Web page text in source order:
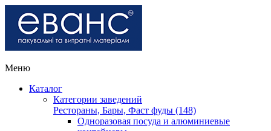
Меню
Каталог
Категории заведений
Рестораны, Бары, Фаст фуды (148)
Одноразовая посуда и алюминиевые